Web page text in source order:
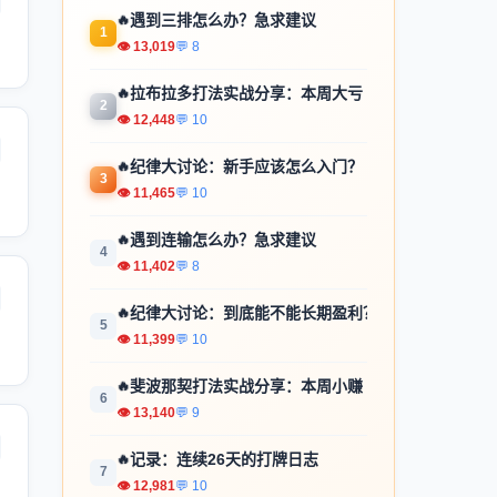
1
🔥遇到三排怎么办？急求建议
👁 13,019💬 8
2
🔥拉布拉多打法实战分享：本周大亏
👁 12,448💬 10
3
🔥纪律大讨论：新手应该怎么入门？
👁 11,465💬 10
4
🔥遇到连输怎么办？急求建议
👁 11,402💬 8
5
🔥纪律大讨论：到底能不能长期盈利？
👁 11,399💬 10
6
🔥斐波那契打法实战分享：本周小赚
👁 13,140💬 9
7
🔥记录：连续26天的打牌日志
👁 12,981💬 10